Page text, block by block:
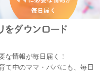
な情報が毎日届く！
て中のママ・パパにも、毎日